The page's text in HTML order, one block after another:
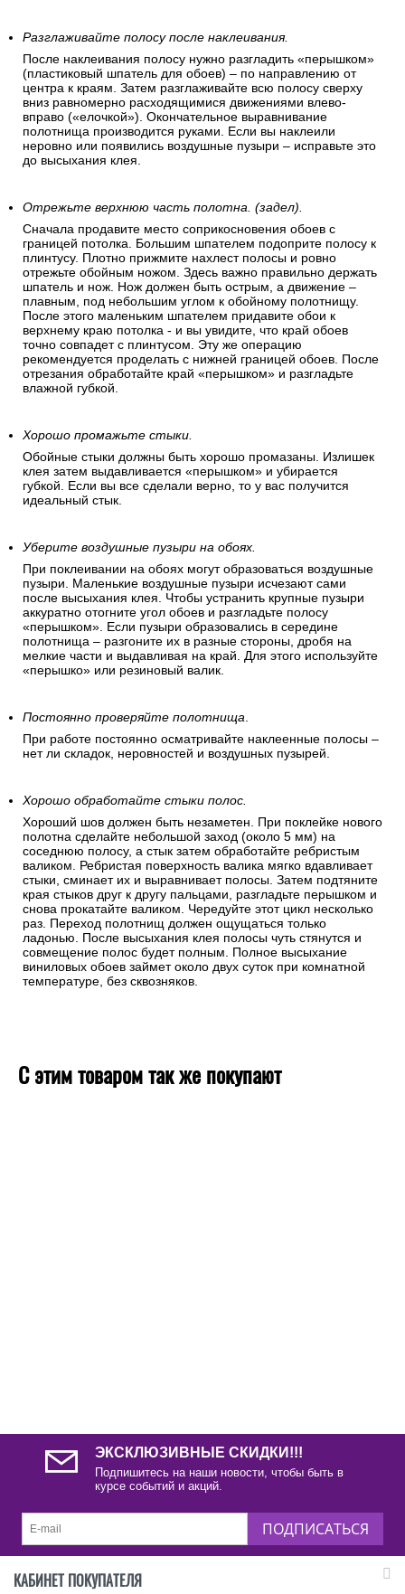
Разглаживайте полосу после наклеивания.
После наклеивания полосу нужно разгладить «перышком»
(пластиковый шпатель для обоев) – по направлению от
центра к краям. Затем разглаживайте всю полосу сверху
вниз равномерно расходящимися движениями влево-
вправо («елочкой»). Окончательное выравнивание
полотнища производится руками. Если вы наклеили
неровно или появились воздушные пузыри – исправьте это
до высыхания клея.
Отрежьте верхнюю часть полотна. (задел).
Сначала продавите место соприкосновения обоев с
границей потолка. Большим шпателем подоприте полосу к
плинтусу. Плотно прижмите нахлест полосы и ровно
отрежьте обойным ножом. Здесь важно правильно держать
шпатель и нож. Нож должен быть острым, а движение –
плавным, под небольшим углом к обойному полотнищу.
После этого маленьким шпателем придавите обои к
верхнему краю потолка - и вы увидите, что край обоев
точно совпадет с плинтусом. Эту же операцию
рекомендуется проделать с нижней границей обоев. После
отрезания обработайте край «перышком» и разгладьте
влажной губкой.
Хорошо промажьте стыки.
Обойные стыки должны быть хорошо промазаны. Излишек
клея затем выдавливается «перышком» и убирается
губкой. Если вы все сделали верно, то у вас получится
идеальный стык.
Уберите воздушные пузыри на обоях.
При поклеивании на обоях могут образоваться воздушные
пузыри. Маленькие воздушные пузыри исчезают сами
после высыхания клея. Чтобы устранить крупные пузыри
аккуратно отогните угол обоев и разгладьте полосу
«перышком». Если пузыри образовались в середине
полотнища – разгоните их в разные стороны, дробя на
мелкие части и выдавливая на край. Для этого используйте
«перышко» или резиновый валик.
Постоянно проверяйте полотнища.
При работе постоянно осматривайте наклеенные полосы –
нет ли складок, неровностей и воздушных пузырей.
Хорошо обработайте стыки полос.
Хороший шов должен быть незаметен. При поклейке нового
полотна сделайте небольшой заход (около 5 мм) на
соседнюю полосу, а стык затем обработайте ребристым
валиком. Ребристая поверхность валика мягко вдавливает
стыки, сминает их и выравнивает полосы. Затем подтяните
края стыков друг к другу пальцами, разгладьте перышком и
снова прокатайте валиком. Чередуйте этот цикл несколько
раз. Переход полотнищ должен ощущаться только
ладонью. После высыхания клея полосы чуть стянутся и
совмещение полос будет полным. Полное высыхание
виниловых обоев займет около двух суток при комнатной
температуре, без сквозняков.
С этим товаром так же покупают
ЭКСКЛЮЗИВНЫЕ СКИДКИ!!!
Подпишитесь на наши новости, чтобы быть в
курсе событий и акций.
ПОДПИСАТЬСЯ
КАБИНЕТ ПОКУПАТЕЛЯ